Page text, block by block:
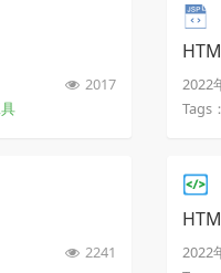
2017
2022
Tags：
2241
2022